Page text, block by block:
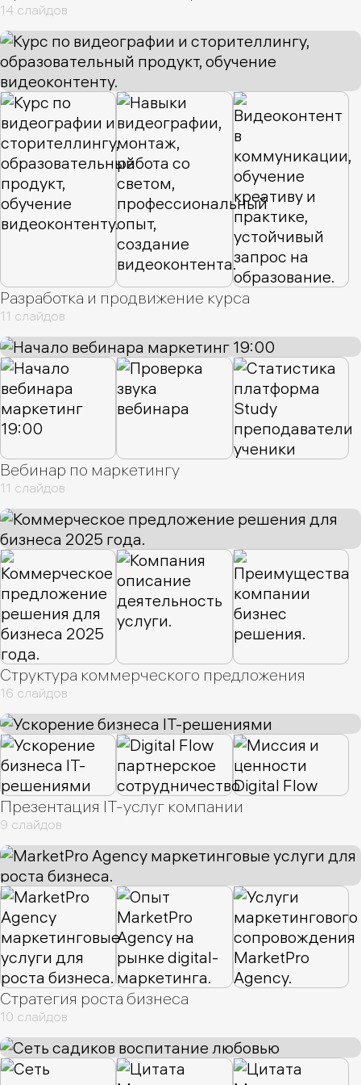
14 слайдов
Разработка и продвижение курса
11 слайдов
Вебинар по маркетингу
11 слайдов
Структура коммерческого предложения
16 слайдов
Презентация IT-услуг компании
9 слайдов
Стратегия роста бизнеса
10 слайдов